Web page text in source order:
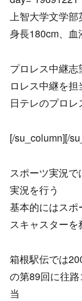
上智大学文学部
身長180cm、血
プロレス中継
ロレス中継を担
日テレのプロ
[/su_column][/
スポーツ実況
実況を行う
基本的にはス
スキャスターを
箱根駅伝では
の第89回に往
当